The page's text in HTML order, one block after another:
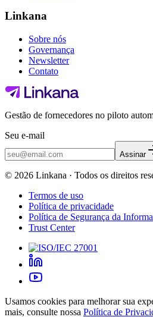
Linkana
Sobre nós
Governança
Newsletter
Contato
Gestão de fornecedores no piloto
Seu e-mail
Assinar
© 2026 Linkana · Todos os direitos
Termos de uso
Política de privacidade
Política de Segurança da
Trust Center
Usamos cookies para melhorar sua
mais, consulte nossa Política de